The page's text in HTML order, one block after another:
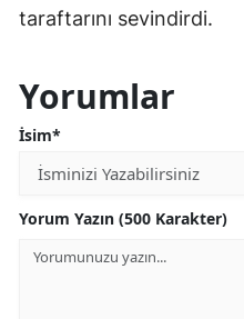
taraftarını sevindirdi.
Yorumlar
İsim*
Yorum Yazın (500 Karakter)